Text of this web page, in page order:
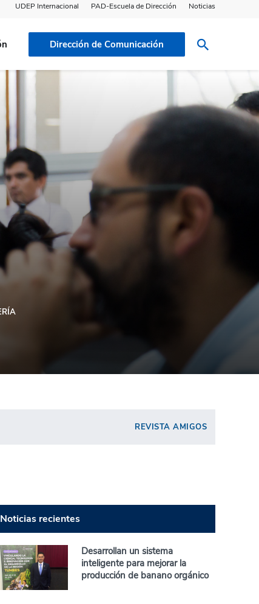
UDEP Internacional PAD-Escuela de Dirección Noticias
Dirección de Comunicación
REVISTA AMIGOS
Noticias recientes
Desarrollan un sistema
inteligente para mejorar la
producción de banano orgánico